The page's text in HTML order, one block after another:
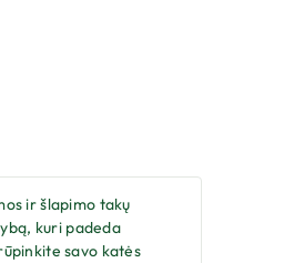
ir šlapimo takų
kuri padeda
savo katės